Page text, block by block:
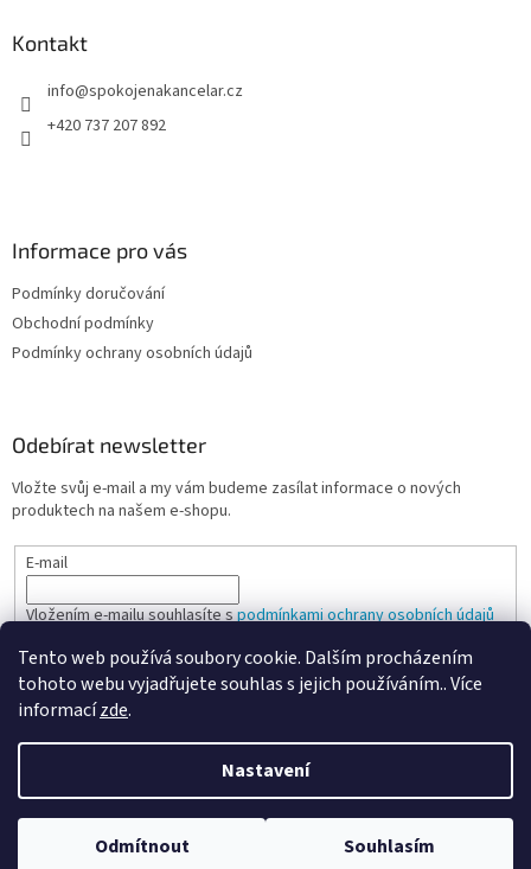
Tento web používá soubory cookie. Dalším procházením
tohoto webu vyjadřujete souhlas s jejich používáním.. Více
informacízde.
Nastavení
Odmítnout Souhlasím
Kontakt
info@spokojenakancelar.cz
+420 737 207 892
Informace pro vás
Podmínky doručování
Obchodní podmínky
Podmínky ochrany osobních údajů
Odebírat newsletter
Vložte svůj e-mail a my vám budeme zasílat informace o nových
produktech na našem e-shopu.
E-mail
Vložením e-mailu souhlasíte spodmínkami ochrany osobních údajů
PŘIHLÁSIT SE
Vytvořil Shoptet
Copyright 2026Spokojená kancelář . Všechna práva vyhrazena.